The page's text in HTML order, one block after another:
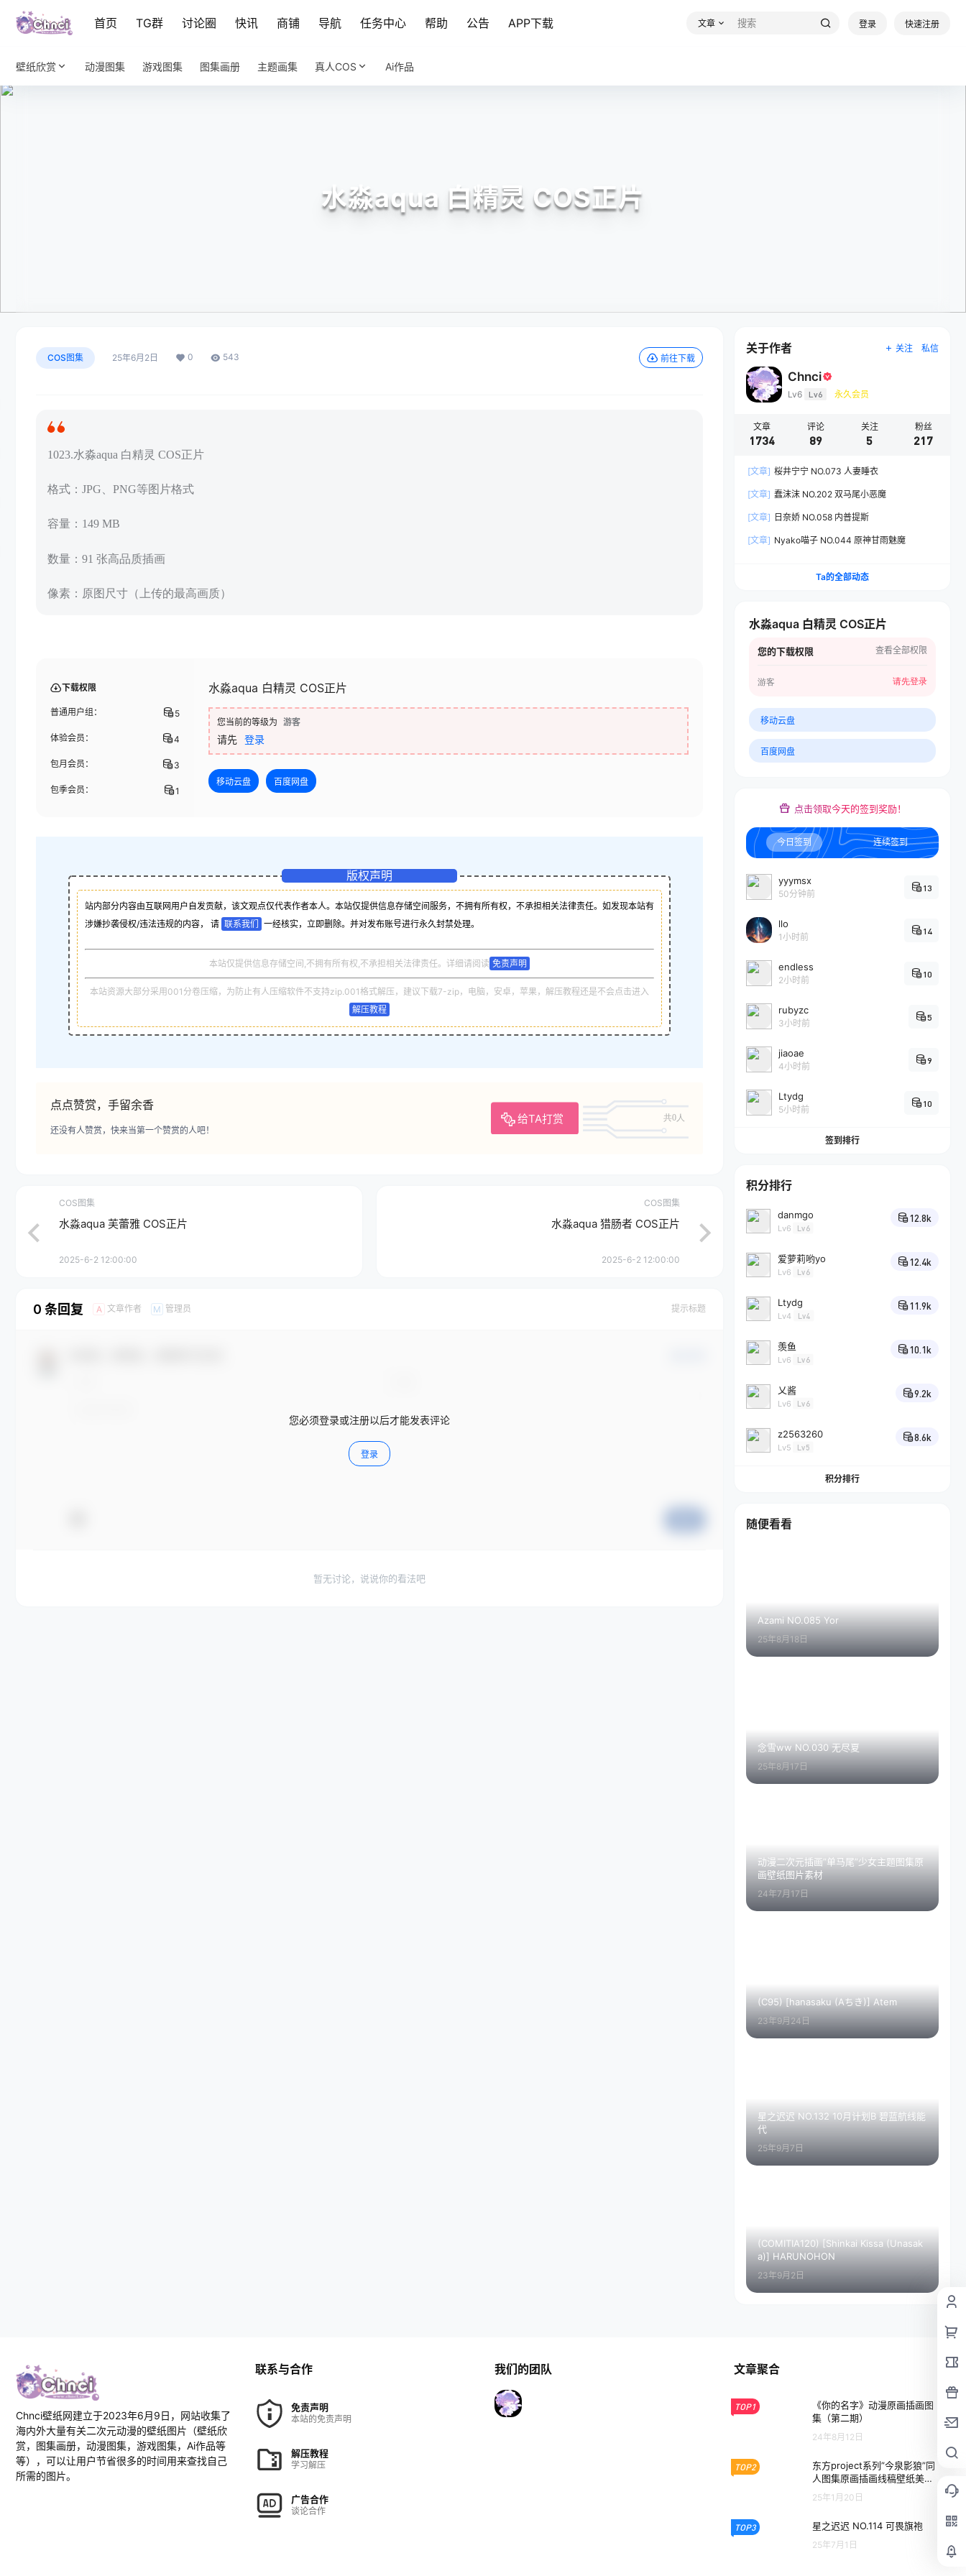
首页 TG群 讨论圈 快讯 商铺 导航 任务中心 帮助 公告 APP下载 文章 登录 快速注册
壁纸欣赏 动漫图集 游戏图集 图集画册 主题画集 真人COS Ai作品
水淼aqua 白精灵 COS正片
COS图集 25年6月2日 0 543 前往下载
1023.水淼aqua 白精灵 COS正片
格式：JPG、PNG等图片格式
容量：149 MB
数量：91 张高品质插画
像素：原图尺寸（上传的最高画质）
下载权限
普通用户组： 5
体验会员： 4
包月会员： 3
包季会员： 1
水淼aqua 白精灵 COS正片
您当前的等级为 游客
请先 登录
移动云盘 百度网盘
版权声明
站内部分内容由互联网用户自发贡献，该文观点仅代表作者本人。本站仅提供信息存储空间服务，不拥有所有权，不承担相关法律责任。如发现本站有
涉嫌抄袭侵权/违法违规的内容， 请 联系我们 一经核实，立即删除。并对发布账号进行永久封禁处理。
本站仅提供信息存储空间,不拥有所有权,不承担相关法律责任。详细请阅读 免责声明
本站资源大部分采用001分卷压缩，为防止有人压缩软件不支持zip.001格式解压，建议下载7-zip，电脑，安卓，苹果，解压教程还是不会点击进入
解压教程
点点赞赏，手留余香
给TA打赏 共0人
还没有人赞赏，快来当第一个赞赏的人吧！
COS图集
水淼aqua 芙蕾雅 COS正片
2025-6-2 12:00:00
COS图集
水淼aqua 猎肠者 COS正片
2025-6-2 12:00:00
0 条回复 A 文章作者 M 管理员 提示标题
您必须登录或注册以后才能发表评论
登录
暂无讨论，说说你的看法吧
关于作者 关注 私信
Chnci
Lv6 Lv6 永久会员
文章
1734
评论
89
关注
5
粉丝
217
[文章] 桜井宁宁 NO.073 人妻睡衣
[文章] 蠢沫沫 NO.202 双马尾小恶魔
[文章] 日奈娇 NO.058 内普提斯
[文章] Nyako喵子 NO.044 原神甘雨魅魔
Ta的全部动态
水淼aqua 白精灵 COS正片
您的下载权限 查看全部权限
游客 请先登录
移动云盘
百度网盘
点击领取今天的签到奖励！
今日签到 连续签到
yyymsx
50分钟前
13
llo
1小时前
14
endless
2小时前
10
rubyzc
3小时前
5
jiaoae
4小时前
9
Ltydg
5小时前
10
签到排行
积分排行
danmgo
Lv6 Lv6
12.8k
爱萝莉哟yo
Lv6 Lv6
12.4k
Ltydg
Lv4 Lv4
11.9k
羡鱼
Lv6 Lv6
10.1k
乂酱
Lv6 Lv6
9.2k
z2563260
Lv5 Lv5
8.6k
积分排行
随便看看
Azami NO.085 Yor
25年8月18日
念雪ww NO.030 无尽夏
25年8月17日
动漫二次元插画”单马尾”少女主题图集原
画壁纸图片素材
24年7月17日
(C95) [hanasaku (Aちき)] Atem
23年9月24日
星之迟迟 NO.132 10月计划B 碧蓝航线能
代
25年9月7日
(COMITIA120) [Shinkai Kissa (Unasak
a)] HARUNOHON
23年9月2日
Chnci壁纸网建立于2023年6月9日，网站收集了
海内外大量有关二次元动漫的壁纸图片（壁纸欣
赏，图集画册，动漫图集，游戏图集，Ai作品等
等），可以让用户节省很多的时间用来查找自己
所需的图片。
联系与合作
免责声明
本站的免责声明
解压教程
学习解压
广告合作
谈论合作
我们的团队 文章聚合
TOP1
《你的名字》动漫原画插画图
集（第二期）
24年8月12日
TOP2
东方project系列”今泉影狼”同
人图集原画插画线稿壁纸美术
图片素材
25年1月20日
TOP3 星之迟迟 NO.114 可畏旗袍
25年7月1日